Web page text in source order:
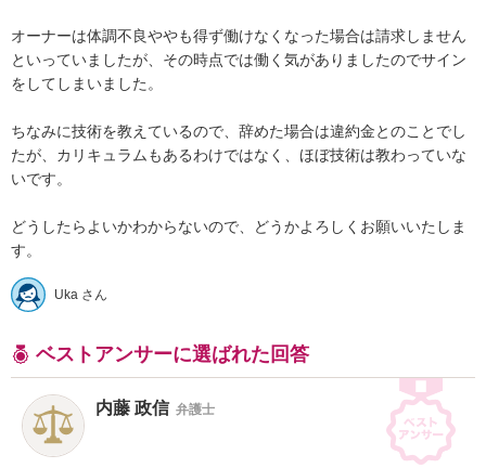
オーナーは体調不良ややも得ず働けなくなった場合は請求しません
といっていましたが、その時点では働く気がありましたのでサイン
をしてしまいました。
ちなみに技術を教えているので、辞めた場合は違約金とのことでし
たが、カリキュラムもあるわけではなく、ほぼ技術は教わっていな
いです。
どうしたらよいかわからないので、どうかよろしくお願いいたしま
す。
Uka さん
ベストアンサーに選ばれた回答
内藤 政信 弁護士